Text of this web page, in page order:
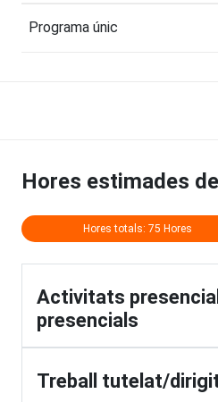
Programa únic
Hores estimades
Hores totals: 75 Hores
Activitats
presencials
Treball tutelat/